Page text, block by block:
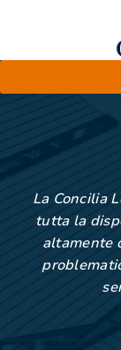
La Concilia
tutta la
altamente